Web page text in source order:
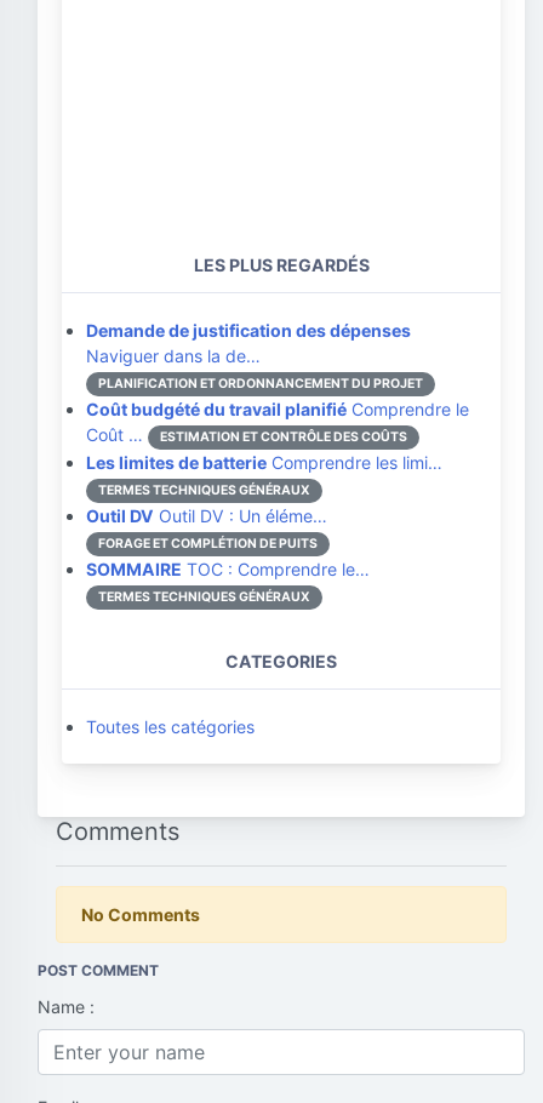
LES PLUS REGARDÉS
Demande de justification des dépenses
Naviguer dans la de…
PLANIFICATION ET ORDONNANCEMENT DU PROJET
Coût budgété du travail planifié Comprendre le
Coût …
ESTIMATION ET CONTRÔLE DES COÛTS
Les limites de batterie Comprendre les limi…
TERMES TECHNIQUES GÉNÉRAUX
Outil DV Outil DV : Un éléme…
FORAGE ET COMPLÉTION DE PUITS
SOMMAIRE TOC : Comprendre le…
TERMES TECHNIQUES GÉNÉRAUX
CATEGORIES
Toutes les catégories
Comments
No Comments
POST COMMENT
Name :